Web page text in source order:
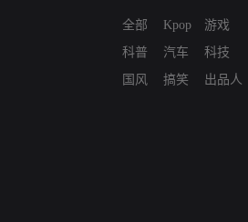
全部
科普
国风
Kpop
汽车
搞笑
游戏
科技
出品人